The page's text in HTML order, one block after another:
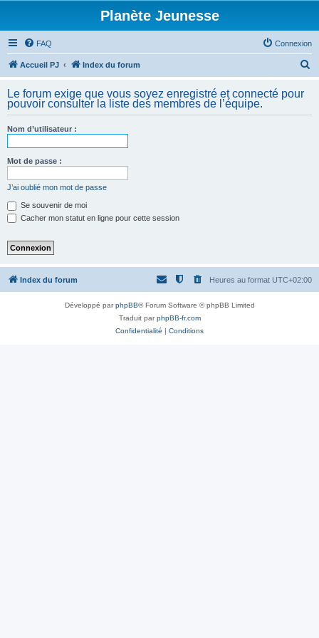
Planète Jeunesse
FAQ Connexion
Accueil PJ Index du forum
h
Le forum exige que vous soyez enregistré et connecté pour
pouvoir consulter la liste des membres de l’équipe.
Nom d’utilisateur :
Mot de passe :
J’ai oublié mon mot de passe
Se souvenir de moi
Cacher mon statut en ligne pour cette session
Index du forum Heures au format UTC+02:00
Développé parphpBB® Forum Software © phpBB Limited
Traduit parphpBB-fr.com
Confidentialité | Conditions